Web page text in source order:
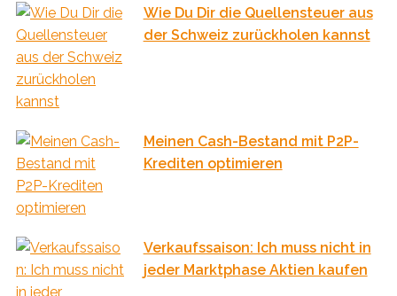
Wie Du Dir die Quellensteuer aus
der Schweiz zurückholen kannst
Meinen Cash-Bestand mit P2P-
Krediten optimieren
Verkaufssaison: Ich muss nicht in
jeder Marktphase Aktien kaufen